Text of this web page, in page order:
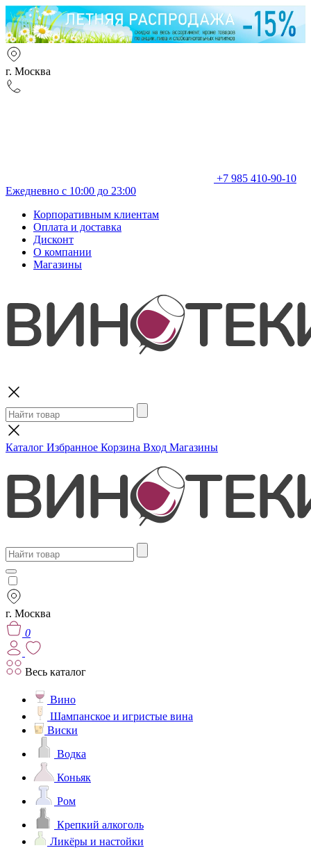
г. Москва
+7 985 410-90-10
Ежедневно с 10:00 до 23:00
Корпоративным клиентам
Оплата и доставка
Дисконт
О компании
Магазины
Каталог Избранное Корзина Вход Магазины
г. Москва
0
Весь каталог
Вино
Шампанское и игристые вина
Виски
Водка
Коньяк
Ром
Крепкий алкоголь
Ликёры и настойки